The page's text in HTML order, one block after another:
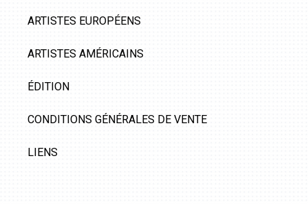
ARTISTES EUROPÉENS
ARTISTES AMÉRICAINS
ÉDITION
CONDITIONS GÉNÉRALES DE VENTE
LIENS